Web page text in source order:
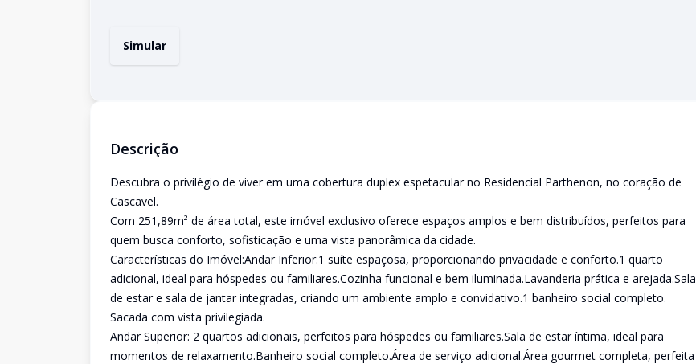
Simular
Descrição
Descubra o privilégio de viver em uma cobertura duplex espetacular no Residencial Parthenon, no coração de
Cascavel.
Com 251,89m² de área total, este imóvel exclusivo oferece espaços amplos e bem distribuídos, perfeitos para
quem busca conforto, sofisticação e uma vista panorâmica da cidade.
Características do Imóvel:Andar Inferior:1 suíte espaçosa, proporcionando privacidade e conforto.1 quarto
adicional, ideal para hóspedes ou familiares.Cozinha funcional e bem iluminada.Lavanderia prática e arejada.Sala
de estar e sala de jantar integradas, criando um ambiente amplo e convidativo.1 banheiro social completo.
Sacada com vista privilegiada.
Andar Superior: 2 quartos adicionais, perfeitos para hóspedes ou familiares.Sala de estar íntima, ideal para
momentos de relaxamento.Banheiro social completo.Área de serviço adicional.Área gourmet completa, perfeita